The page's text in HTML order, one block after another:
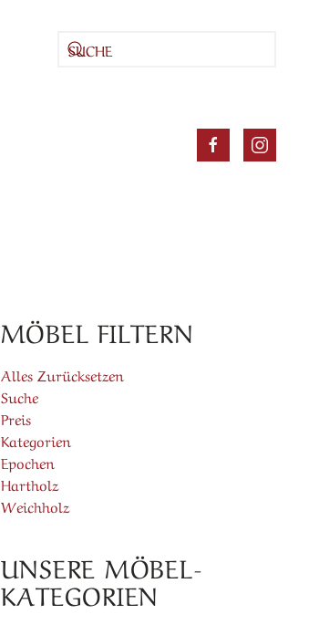
MÖBEL FILTERN
Alles Zurücksetzen
Suche
Preis
Kategorien
Epochen
Hartholz
Weichholz
UNSERE MÖBEL-
KATEGORIEN